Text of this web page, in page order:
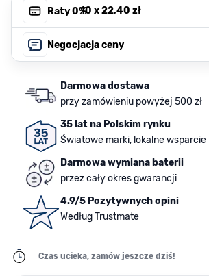
Raty 0%, 10 x22,40 zł
Negocjacja ceny
Darmowa dostawa
przy zamówieniu powyżej 500 zł
35 lat na Polskim rynku
Światowe marki, lokalne wsparcie
Darmowa wymiana baterii
przez cały okres gwarancji
4.9/5 Pozytywnych opini
Według Trustmate
Czas ucieka, zamów jeszcze dziś!